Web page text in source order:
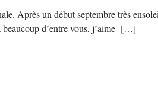
Après un début septembre très
beaucoup d’entre vous, j’aime […]